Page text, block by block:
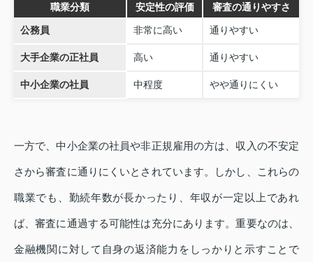
職業分類 安定性の評価 審査の通りやすさ
公務員 非常に高い 通りやすい
大手企業の正社員 高い 通りやすい
中小企業の社員 中程度 やや通りにくい
一方で、中小企業の社員や非正規雇用の方は、収入の不安定
さから審査に通りにくいとされています。しかし、これらの
職業でも、勤続年数が長かったり、年収が一定以上であれ
ば、審査に通過する可能性は充分にあります。重要なのは、
金融機関に対して自身の返済能力をしっかりと示すことで